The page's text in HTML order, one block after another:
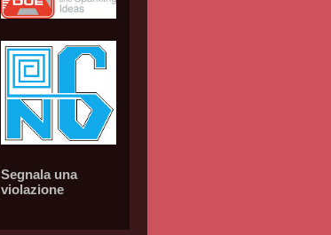
Segnala una
violazione